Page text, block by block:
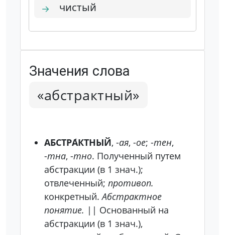
→ чистый
Значения слова
«абстрактный»
АБСТРА́КТНЫЙ, -ая, -ое; -тен,
-тна, -тно. Полученный путем
абстракции (в 1 знач.);
отвлеченный; противоп.
конкретный.Абстрактное
понятие. || Основанный на
абстракции (в 1 знач.),